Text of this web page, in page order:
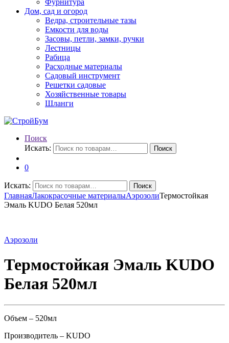
Фурнитура
Дом, сад и огород
Ведра, строительные тазы
Емкости для воды
Засовы, петли, замки, ручки
Лестницы
Рабица
Расходные материалы
Садовый инструмент
Решетки садовые
Хозяйственные товары
Шланги
Поиск
Искать:
Поиск
0
Искать: Поиск
ГлавнаяЛакокрасочные материалыАэрозолиТермостойкая
Эмаль KUDO Белая 520мл
Аэрозоли
Термостойкая Эмаль KUDO
Белая 520мл
Объем – 520мл
Производитель – KUDO